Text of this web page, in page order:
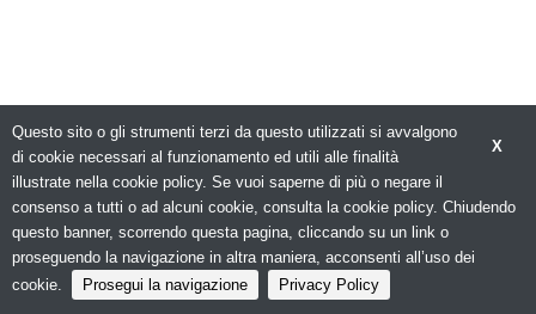
X
Questo sito o gli strumenti terzi da questo utilizzati si avvalgono
di cookie necessari al funzionamento ed utili alle finalità
illustrate nella cookie policy. Se vuoi saperne di più o negare il
consenso a tutti o ad alcuni cookie, consulta la cookie policy. Chiudendo
questo banner, scorrendo questa pagina, cliccando su un link o
proseguendo la navigazione in altra maniera, acconsenti all’uso dei
cookie.
Prosegui la navigazione Privacy Policy